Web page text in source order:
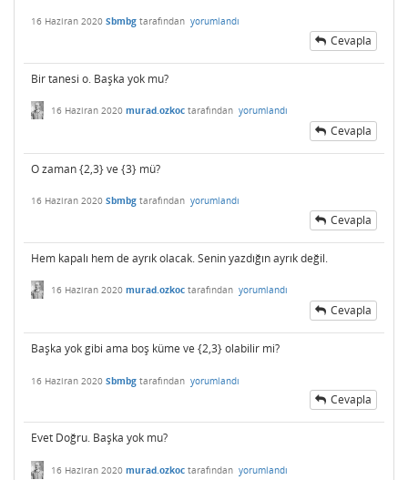
16 Haziran 2020 Sbmbg tarafından yorumlandı
Cevapla
Bir tanesi o. Başka yok mu?
16 Haziran 2020 murad.ozkoc tarafından yorumlandı
Cevapla
O zaman {2,3} ve {3} mü?
16 Haziran 2020 Sbmbg tarafından yorumlandı
Cevapla
Hem kapalı hem de ayrık olacak. Senin yazdığın ayrık değil.
16 Haziran 2020 murad.ozkoc tarafından yorumlandı
Cevapla
Başka yok gibi ama boş küme ve {2,3} olabilir mi?
16 Haziran 2020 Sbmbg tarafından yorumlandı
Cevapla
Evet Doğru. Başka yok mu?
16 Haziran 2020 murad.ozkoc tarafından yorumlandı